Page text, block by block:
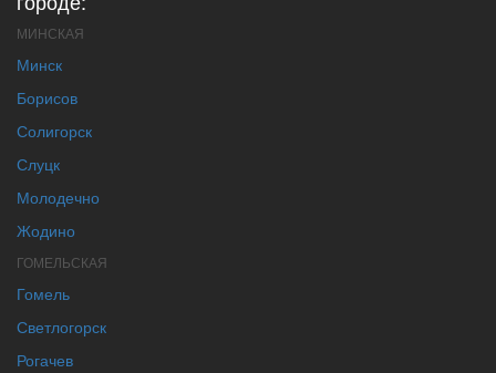
МИНСКАЯ
Минск
Борисов
Солигорск
Слуцк
Молодечно
Жодино
ГОМЕЛЬСКАЯ
Гомель
Светлогорск
Рогачев